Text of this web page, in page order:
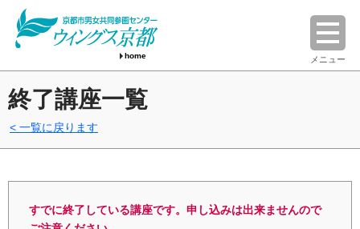
home メニュー
終了講座一覧
一覧に戻ります
すでに終了している講座です。申し込みは出来ませんので